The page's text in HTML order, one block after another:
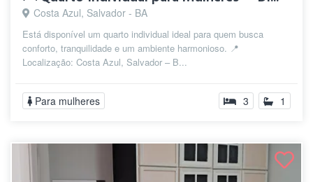
Costa Azul, Salvador - BA
Está disponível um quarto individual ideal para quem busca
conforto, tranquilidade e um ambiente harmonioso. 📍
Localização: Costa Azul, Salvador – B...
Para mulheres 3 1